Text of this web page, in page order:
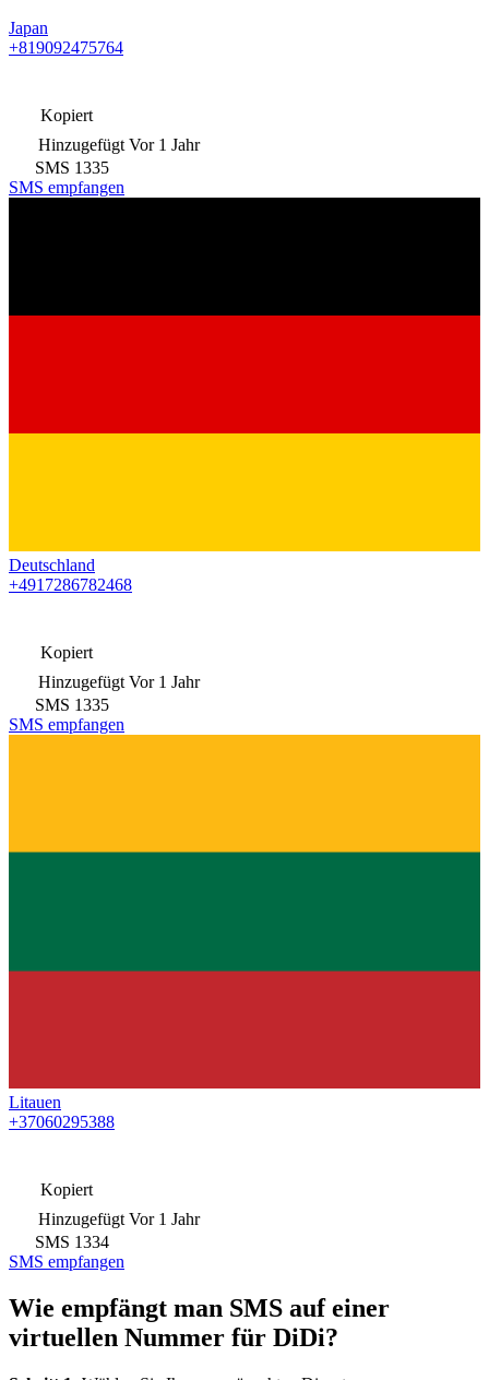
Japan
+819092475764
Kopiert
Hinzugefügt Vor 1 Jahr
SMS 1335
SMS empfangen
Deutschland
+4917286782468
Kopiert
Hinzugefügt Vor 1 Jahr
SMS 1335
SMS empfangen
Litauen
+37060295388
Kopiert
Hinzugefügt Vor 1 Jahr
SMS 1334
SMS empfangen
Wie empfängt man SMS auf einer
virtuellen Nummer für DiDi?